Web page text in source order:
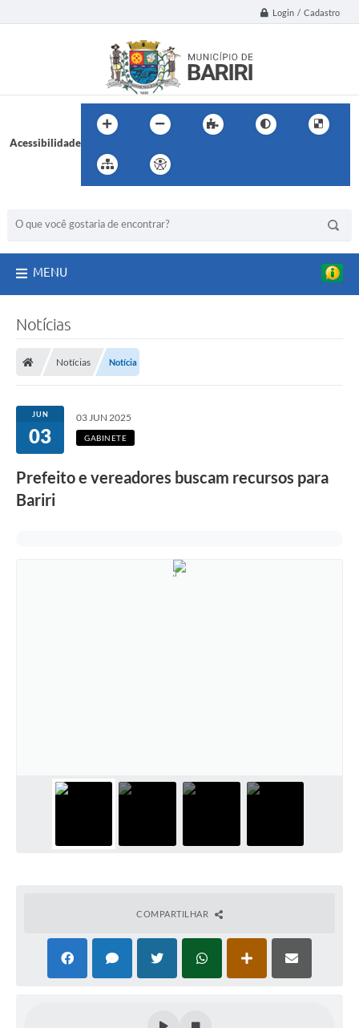
Login / Cadastro
Acessibilidade
MENU
Notícias
Notícias Notícia
JUN
03
03 JUN 2025
GABINETE
Prefeito e vereadores buscam recursos para
Bariri
COMPARTILHAR